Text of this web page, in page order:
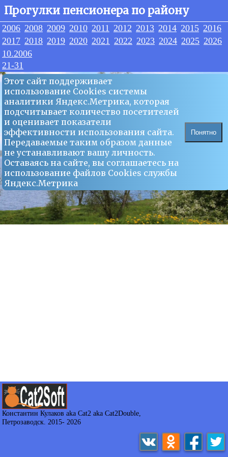
Прогулки пенсионера по району
2006 2008 2009 2010 2011 2012 2013 2014 2015 2016
2017 2018 2019 2020 2021 2022 2023 2024 2025 2026
10.2006
21-31
Этот сайт поддерживает
использование Сookies системы
аналитики Яндекс.Метрика, которая
подсчитывает количество посетителей
и оценивает показатели
эффективности использования сайта.
Передаваемые таким образом данные
не устанавливают вашу личность.
Оставаясь на сайте, вы соглашаетесь на
использование файлов Сookies службы
Яндекс.Метрика
Понятно
Константин Кулаков aka Cat2 aka Cat2Double
Петрозаводск. 2015- 2026